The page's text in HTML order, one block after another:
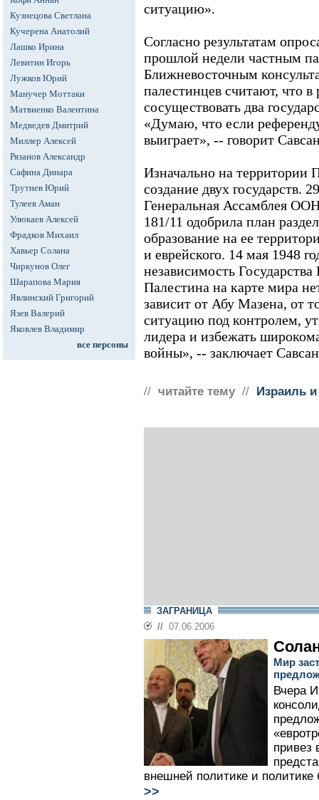
Кузнецова Светлана
Кучерена Анатолий
Лашко Ирина
Левитин Игорь
Лужков Юрий
Манучер Моттаки
Матвиенко Валентина
Медведев Дмитрий
Миллер Алексей
Рязанов Александр
Сафина Динара
Трутнев Юрий
Тулеев Аман
Улюкаев Алексей
Фрадков Михаил
Хавьер Солана
Чиркунов Олег
Шарапова Мария
Явлинский Григорий
Язев Валерий
Яковлев Владимир
все персоны
ситуацию».
Согласно результатам
прошлой недели частным
Ближневосточным
палестинцев считают, что
сосуществовать два
«Думаю, что если
выиграет», -- говорит
Изначально на территории
создание двух государств.
Генеральная Ассамблея
181/11 одобрила план
образование на ее
и еврейского. 14 мая 1948
независимость Государства
Палестина на карте мира
зависит от Абу Мазена, от
ситуацию под контролем,
лидера и избежать
войны», -- заключает
// читайте тему // Израиль
ЗАГРАНИЦА
// 07.06.2006
Мир
Вчера
привез
внешней политике и
>>